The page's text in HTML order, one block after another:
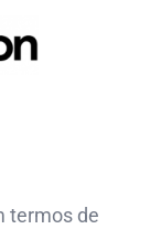
termos de